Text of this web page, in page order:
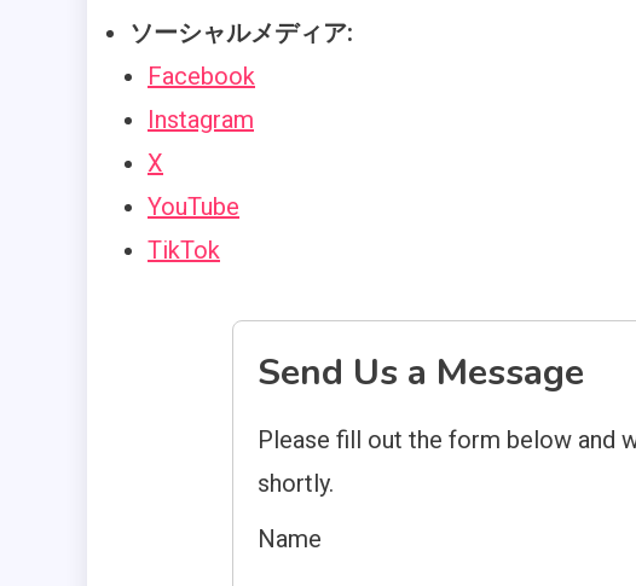
ソーシャルメディア:
Facebook
Instagram
X
YouTube
TikTok
Send Us a Message
Please fill out the form below and
shortly.
Name